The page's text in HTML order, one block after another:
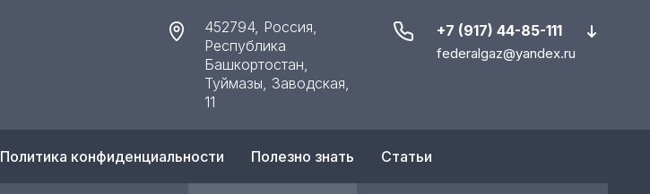
452794, Россия,
Республика
Башкортостан,
Туймазы, Заводская,
11
+7 (917) 44-85-111
federalgaz@yandex.ru
Политика конфиденциальности Полезно знать Статьи